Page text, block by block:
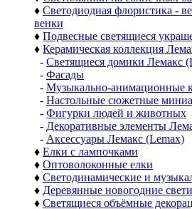
♦ Светодиодная флористика -
венки
♦ Подвесные светящиеся
♦ Керамическая коллекция
- Светящиеся домики Лемакс
- Фасады
- Музыкально-анимационные
- Настольные сюжетные
- Фигурки людей и животных
- Декоративные элементы
- Аксессуары Лемакс (Lemax)
♦ Елки с лампочками
♦ Оптоволоконные елки
♦ Светодинамические и
♦ Деревянные новогодние
♦ Светящиеся объёмные